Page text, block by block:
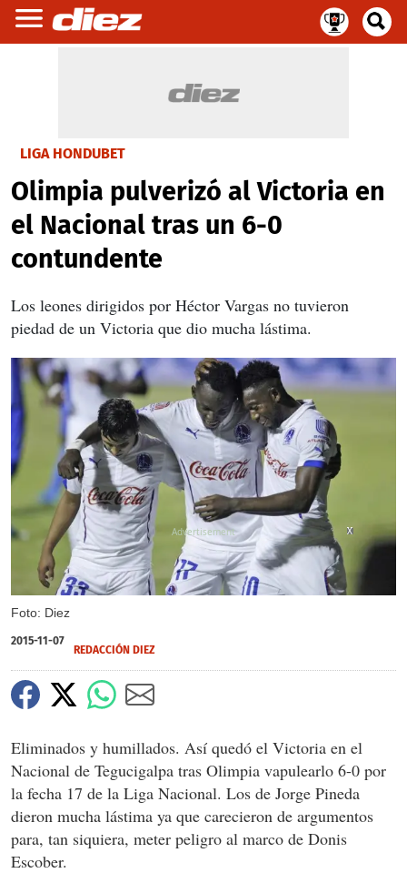
LIGA HONDUBET
Olimpia pulverizó al Victoria en
el Nacional tras un 6-0
contundente
Los leones dirigidos por Héctor Vargas no tuvieron
piedad de un Victoria que dio mucha lástima.
Foto: Diez
X
X
X
2015-11-07
REDACCIÓN DIEZ
Eliminados y humillados. Así quedó el Victoria en el
Nacional de Tegucigalpa tras Olimpia vapulearlo 6-0 por
la fecha 17 de la Liga Nacional. Los de Jorge Pineda
dieron mucha lástima ya que carecieron de argumentos
para, tan siquiera, meter peligro al marco de Donis
Escober.